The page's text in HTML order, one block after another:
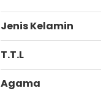
Jenis Kelamin
T.T.L
Agama